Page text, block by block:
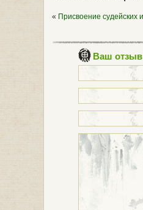
« Присвоение судейских
Ваш отзыв